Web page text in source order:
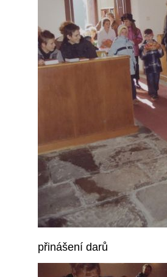
přinášení darů